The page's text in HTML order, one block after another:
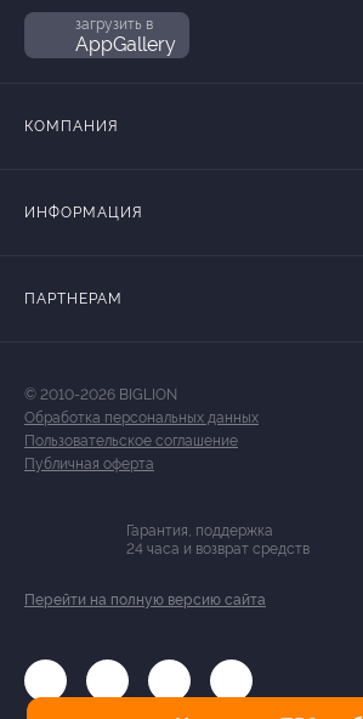
загрузить в
AppGallery
КОМПАНИЯ
ИНФОРМАЦИЯ
ПАРТНЕРАМ
© 2010-2026 BIGLION
Обработка персональных данных
Пользовательское соглашение
Публичная оферта
Гарантия, поддержка
24 часа и возврат средств
Перейти на полную версию сайта